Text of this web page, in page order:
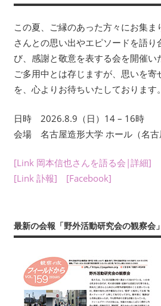
は、
数
回
刊
行
す
会
報
ィ
ー
か
ら：
の
友』
この夏、ご縁のあった方々にお集
さんとの思い出やエピソードを語り
び、感謝と敬意を表する会を開催い
ご多用中とは存じますが、思いを
を、心よりお待ちいたしております。
日時 2026.8.9（日）14 – 16時
会場 名古屋造形大学 ホール（名古
[Link 岡本信也さんを語る会|詳細]
[Link 訃報]
[Facebook]
最新の会報「野外活動研究会の観察会